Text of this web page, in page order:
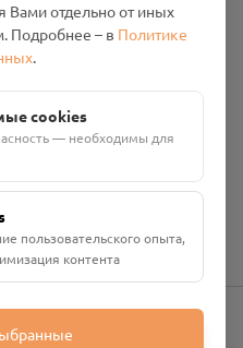
«Смоленский
область, р-н
д. 26А, пом. 18
в АО "АЛЬФА-БАНК"
Вами отдельно от иных
Подробнее – в Политике
.
cookies
— необходимы для
пользовательского опыта,
контента